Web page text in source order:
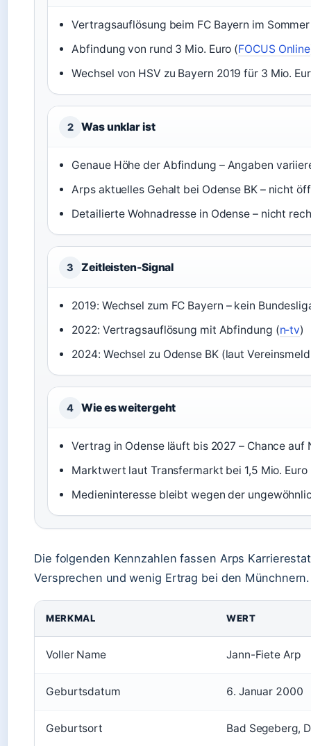
Vertragsauflösung beim FC Bayern im
Abfindung von rund 3 Mio. Euro (FOCUS Online
Wechsel von HSV zu Bayern 2019 für 3 Mio.
2 Was unklar ist
Genaue Höhe der Abfindung – Angaben
Arps aktuelles Gehalt bei Odense BK – nicht
Detailierte Wohnadresse in Odense – nicht
3 Zeitleisten-Signal
2019: Wechsel zum FC Bayern – kein
2022: Vertragsauflösung mit Abfindung (n‑tv)
2024: Wechsel zu Odense BK (laut
4 Wie es weitergeht
Vertrag in Odense läuft bis 2027 – Chance auf
Marktwert laut Transfermarkt bei 1,5 Mio.
Medieninteresse bleibt wegen der
Die folgenden Kennzahlen fassen Arps
Versprechen und wenig Ertrag bei den Münchnern.
MERKMAL WERT
Voller Name Jann-Fiete Arp
Geburtsdatum 6. Januar 2000
Geburtsort Bad Segeberg,